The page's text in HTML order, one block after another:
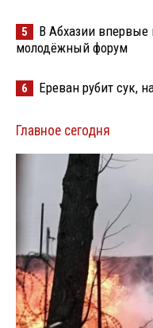
5
В Абхазии
молодёжный форум
6 Ереван рубит сук,
Главное сегодня